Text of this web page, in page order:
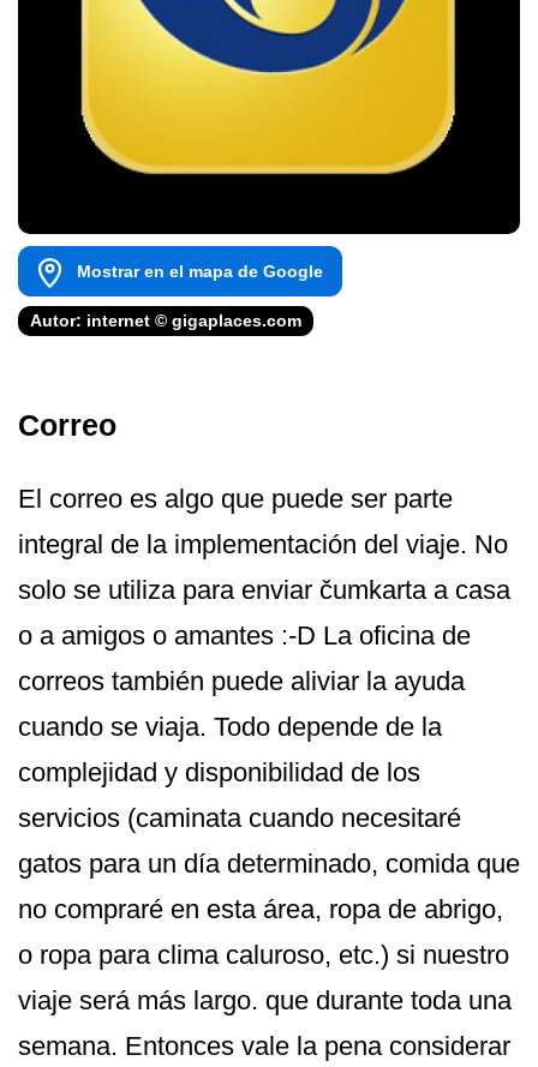
Mostrar en el mapa de Google
Autor: internet © gigaplaces.com
Correo
El correo es algo que puede ser parte
integral de la implementación del viaje. No
solo se utiliza para enviar čumkarta a casa
o a amigos o amantes :-D La oficina de
correos también puede aliviar la ayuda
cuando se viaja. Todo depende de la
complejidad y disponibilidad de los
servicios (caminata cuando necesitaré
gatos para un día determinado, comida que
no compraré en esta área, ropa de abrigo,
o ropa para clima caluroso, etc.) si nuestro
viaje será más largo. que durante toda una
semana. Entonces vale la pena considerar